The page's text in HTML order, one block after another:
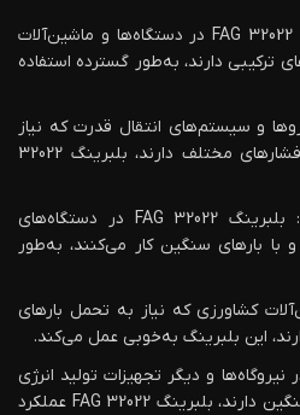
: بلبرینگ 32022 FAG در دستگاه‌ها و ماشین‌آلات
ترکیبی دارند، به‌طور گسترده استفاده
و سیستم‌های انتقال قدرت که نیاز
به تحمل بارهای سنگین و فشارهای مختلف دارند، بلبرینگ 32022
: بلبرینگ 32022 FAG در دستگاه‌های
بارهای سنگین کار می‌کنند، به‌طور
کشاورزی که نیاز به تحمل بارهای
این بلبرینگ به‌خوبی عمل می‌کند.
نیروگاه‌ها و دیگر تجهیزات تولید انرژی
که نیاز به تحمل فشارهای سنگین دارند، بلبرینگ 32022 FAG عملکرد